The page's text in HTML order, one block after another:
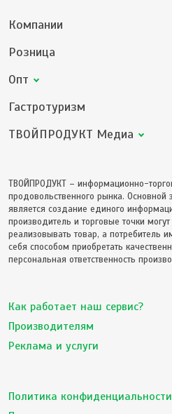
Компании
Розница
Опт
Гастротуризм
ТВОЙПРОДУКТ Медиа
ТВОЙПРОДУКТ – информационно-
продовольственного рынка.
является создание единого
производитель и торговые точки
реализовывать товар, а потребитель
себя способом приобретать
персональная ответственность
Как работает наш сервис?
Производителям
Реклама и услуги
Политика конфиденциальности